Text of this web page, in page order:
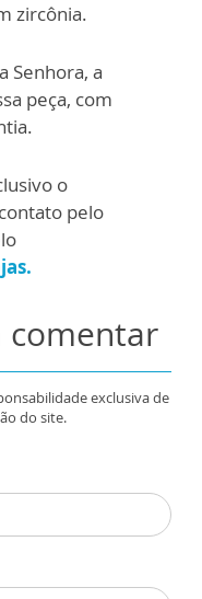
zircônia.
Senhora, a
peça, com
o
pelo
.
comentar
exclusiva de
do site.